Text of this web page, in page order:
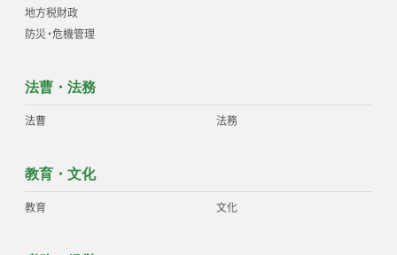
地方税財政
防災・危機管理
法曹・法務
法曹 法務
教育・文化
教育 文化